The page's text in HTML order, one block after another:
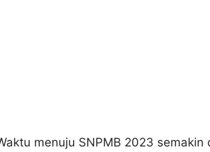
menuju SNPMB 2023